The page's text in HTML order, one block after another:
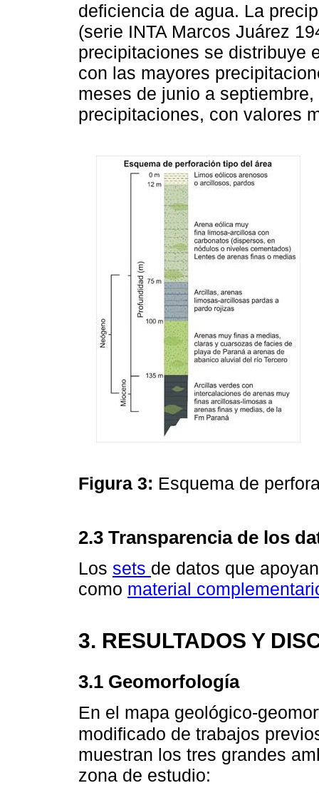
deficiencia de agua. La
(serie INTA Marcos Juárez
precipitaciones se distribuye
con las mayores
meses de junio a
precipitaciones, con valores
Figura 3: Esquema de
2.3 Transparencia de los
Los sets de datos que
como material
3. RESULTADOS Y
3.1 Geomorfología
En el mapa geológico-
modificado de trabajos
muestran los tres grandes
zona de estudio: